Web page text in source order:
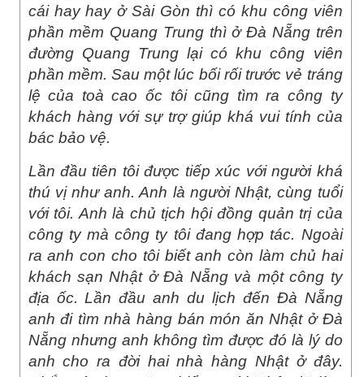
cái hay hay ở Sài Gòn thì có khu công viên
phần mềm Quang Trung thì ở Đà Nẵng trên
đường Quang Trung lại có khu công viên
phần mềm. Sau một lúc bối rối trước vẻ tráng
lệ của toà cao ốc tôi cũng tìm ra công ty
khách hàng với sự trợ giúp khá vui tính của
bác bảo vệ.
Lần đầu tiên tôi được tiếp xúc với người khá
thú vị như anh. Anh là người Nhật, cùng tuổi
với tôi. Anh là chủ tịch hội đồng quản trị của
công ty mà công ty tôi đang hợp tác. Ngoài
ra anh con cho tôi biết anh còn làm chủ hai
khách sạn Nhật ở Đà Nẵng và một công ty
địa ốc. Lần đầu anh du lịch đến Đà Nẵng
anh đi tìm nhà hàng bán món ăn Nhật ở Đà
Nẵng nhưng anh không tìm được đó là lý do
anh cho ra đời hai nhà hàng Nhật ở đây.